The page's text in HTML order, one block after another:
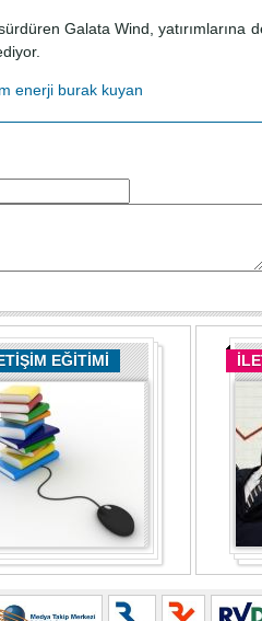
Galata Wind, yatırımlarına
enerji burak kuyan
EĞİTİMİ